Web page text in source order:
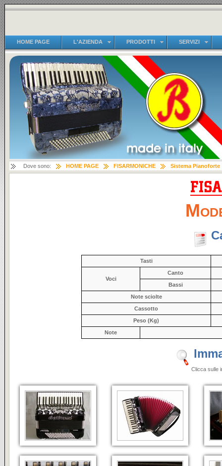
HOME PAGE L'AZIENDA PRODOTTI SERVIZI
Dove sono: HOME PAGE FISARMONICHE Sistema Pianoforte
Tasti
Voci
Canto
Bassi
Note sciolte
Cassotto
Peso (Kg)
Note
Clicca sulle